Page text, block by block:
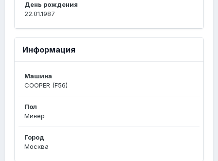
День рождения
22.01.1987
Информация
Машина
COOPER (F56)
Пол
Минёр
Город
Москва